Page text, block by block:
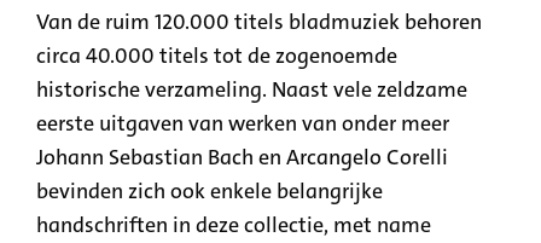
Van de ruim 120.000 titels bladmuziek behoren
circa 40.000 titels tot de zogenoemde
historische verzameling. Naast vele zeldzame
eerste uitgaven van werken van onder meer
Johann Sebastian Bach en Arcangelo Corelli
bevinden zich ook enkele belangrijke
handschriften in deze collectie, met name